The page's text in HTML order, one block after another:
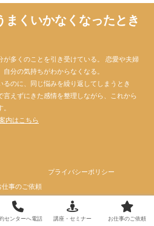
まくいかなくなったとき
が多くのことを引き受けている。 恋愛や夫婦
分の気持ちがわからなくなる。
のに、同じ悩みを繰り返してしまうとき
えずにきた感情を整理しながら、これから
内はこちら
プライバシーポリシー
仕事のご依頼
ラー大門昌代official website.
センターへ電話 講座・セミナー お仕事のご依頼